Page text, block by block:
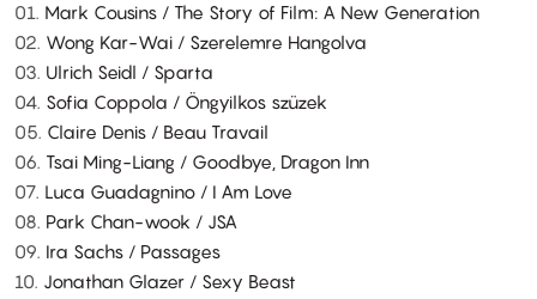
01. Mark Cousins / The Story of Film: A New Generation
02. Wong Kar-Wai / Szerelemre Hangolva
03. Ulrich Seidl / Sparta
04. Sofia Coppola / Öngyilkos szüzek
05. Claire Denis / Beau Travail
06. Tsai Ming-Liang / Goodbye, Dragon Inn
07. Luca Guadagnino / I Am Love
08. Park Chan-wook / JSA
09. Ira Sachs / Passages
10. Jonathan Glazer / Sexy Beast